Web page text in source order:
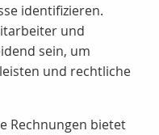
identifizieren.
und
sein, um
und rechtliche
Rechnungen bietet